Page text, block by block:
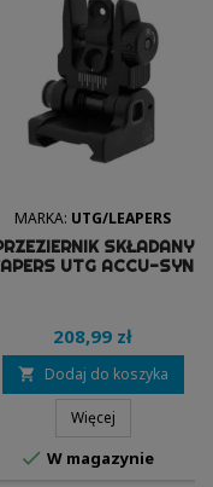
MARKA: UTG/LEAPERS
SKŁADANY
UTG ACCU-SYNC
208,99 zł
 Dodaj do koszyka
Więcej
 W magazynie